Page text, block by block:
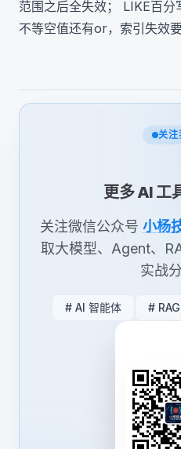
范围之后全失效； LIKE百分
不等空值还有or，索引失效要
关注
更多 AI 工
关注微信公众号 小杨
取大模型、Agent、
实战
# AI 智能体 #